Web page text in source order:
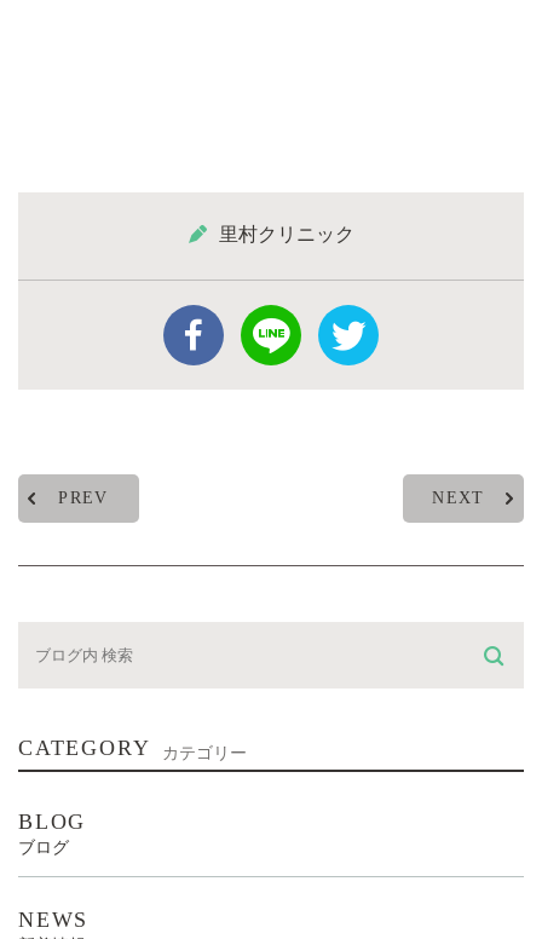
里村クリニック
PREV NEXT
CATEGORY カテゴリー
BLOG
ブログ
NEWS